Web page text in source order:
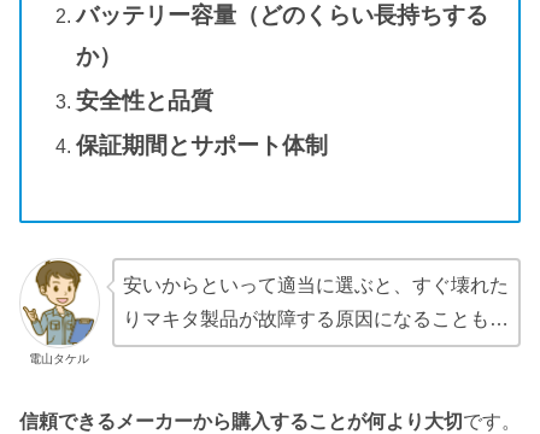
バッテリー容量（どのくらい長持ちする
か）
安全性と品質
保証期間とサポート体制
電山タケル
安いからといって適当に選ぶと、すぐ壊れた
りマキタ製品が故障する原因になることも…
信頼できるメーカーから購入することが何より大切 です。